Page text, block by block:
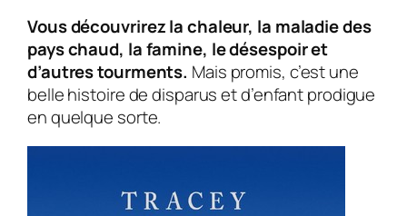
Vous découvrirez la chaleur, la maladie des
pays chaud, la famine, le désespoir et
d’autres tourments. Mais promis, c’est une
belle histoire de disparus et d’enfant prodigue
en quelque sorte.